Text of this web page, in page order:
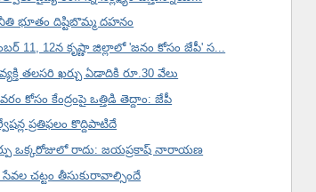
భూతం దిష్టిబొమ్మ దహనం
11, 12న కృష్ణా జిల్లాలో 'జనం కోసం జేపీ' స...
తలసరి ఖర్చు ఏడాదికి రూ.30 వేలు
కోసం కేంద్రంపై ఒత్తిడి తెద్దాం: జేపీ
ప్రతిఫలం కొద్దిపాటిదే
ఒక్కరోజులో రాదు: జయప్రకాష్ నారాయణ
చట్టం తీసుకురావాల్సిందే